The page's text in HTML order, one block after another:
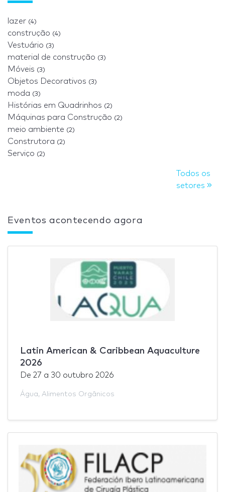
lazer (4)
construção (4)
Vestuário (3)
material de construção (3)
Móveis (3)
Objetos Decorativos (3)
moda (3)
Histórias em Quadrinhos (2)
Máquinas para Construção (2)
meio ambiente (2)
Construtora (2)
Serviço (2)
Todos os
setores
Eventos acontecendo agora
Latin American & Caribbean Aquaculture
2026
De 27 a 30 outubro 2026
Água, Alimentos Orgânicos